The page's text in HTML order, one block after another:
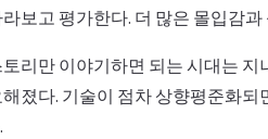
보고 평가한다. 더 많은 몰입감
리만 이야기하면 되는 시대는
졌다. 기술이 점차 상향평준화